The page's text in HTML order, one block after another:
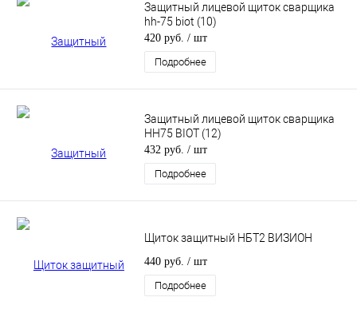
Защитный лицевой щиток сварщика
hh-75 biot (10)
420 руб. / шт
Подробнее
Защитный лицевой щиток сварщика
НН75 BIOT (12)
432 руб. / шт
Подробнее
Щиток защитный НБТ2 ВИЗИОН
440 руб. / шт
Подробнее